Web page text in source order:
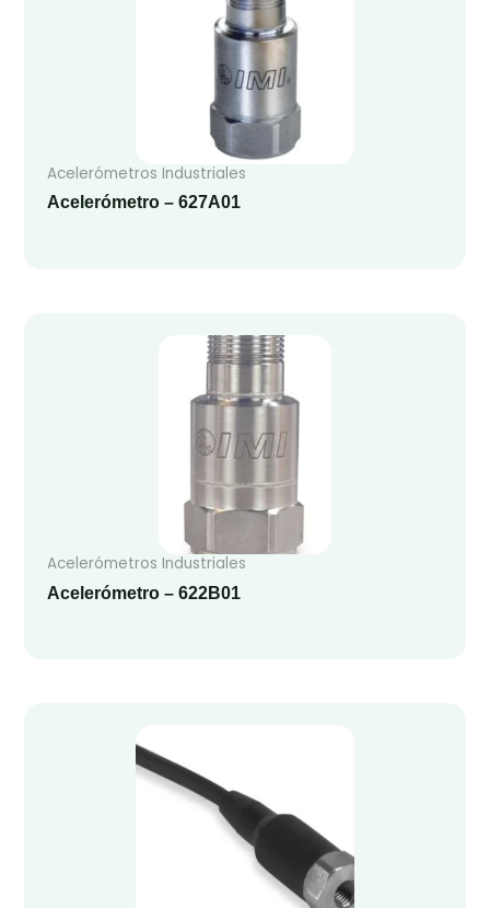
Acelerómetros Industriales
Acelerómetro – 627A01
Acelerómetros Industriales
Acelerómetro – 622B01